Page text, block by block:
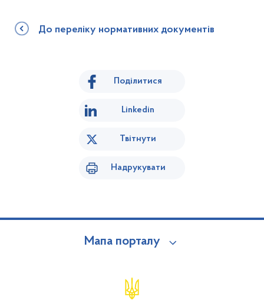
До переліку нормативних документів
Поділитися
Linkedin
Твітнути
Надрукувати
Мапа порталу